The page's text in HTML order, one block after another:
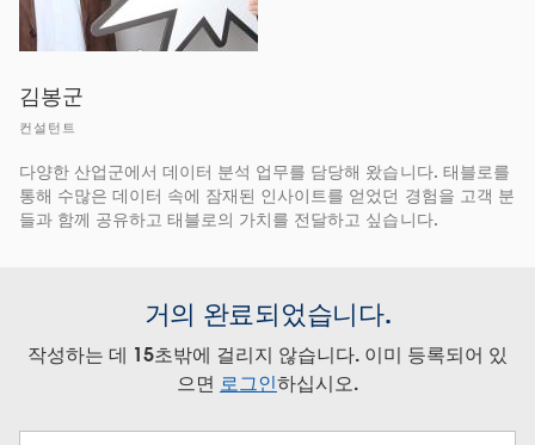
김봉군
컨설턴트
다양한 산업군에서 데이터 분석 업무를 담당해 왔습니다. 태블로를
통해 수많은 데이터 속에 잠재된 인사이트를 얻었던 경험을 고객 분
들과 함께 공유하고 태블로의 가치를 전달하고 싶습니다.
거의 완료되었습니다.
작성하는 데 15초밖에 걸리지 않습니다. 이미 등록되어 있
으면 로그인하십시오.